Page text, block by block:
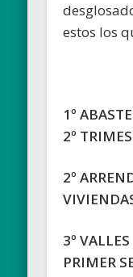
estos los
1º
2º
2º
3º
PRIMER